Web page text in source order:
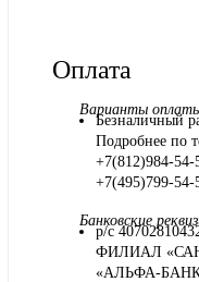
Оплата
Варианты
Безналичный
Подробнее по
+7(812)984-
+7(495)799-
Банковские
р/с
ФИЛИАЛ
«АЛЬФА-